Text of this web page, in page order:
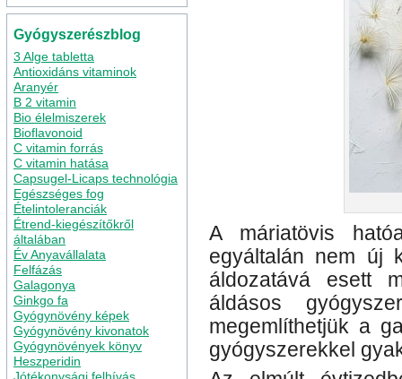
Gyógyszerészblog
3 Alge tabletta
Antioxidáns vitaminok
Aranyér
B 2 vitamin
Bio élelmiszerek
Bioflavonoid
C vitamin forrás
C vitamin hatása
Capsugel-Licaps technológia
Egészséges fog
Ételintoleranciák
Étrend-kiegészítőkről
általában
Év Anyavállalata
Felfázás
Galagonya
Ginkgo fa
Gyógynövény képek
Gyógynövény kivonatok
Gyógynövények könyv
Heszperidin
A máriatövis
egyáltalán nem új
áldozatává esett
áldásos
megemlíthetjük a
gyógyszerekkel